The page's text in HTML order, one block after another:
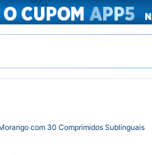
com 30 Comprimidos Sublinguais